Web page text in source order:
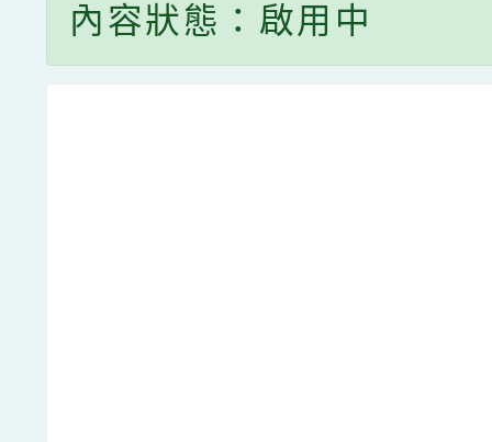
內容狀態：啟用中